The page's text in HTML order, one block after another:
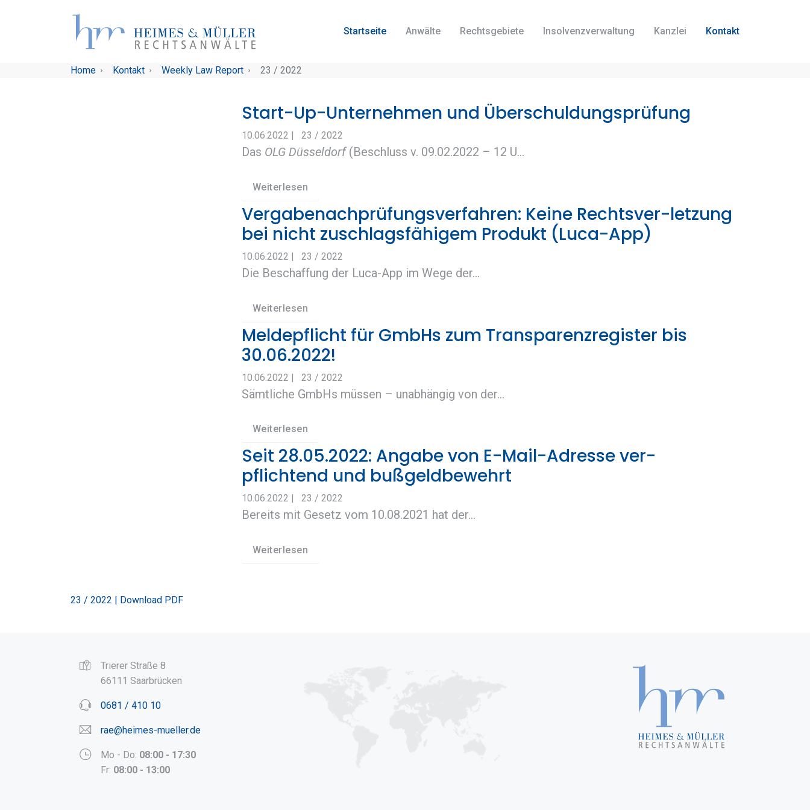
Startseite Anwälte Rechtsgebiete Insolvenzverwaltung Kanzlei Kontakt
You are here:
Home Kontakt Weekly Law Report 23 / 2022
Start-Up-Unternehmen und Überschuldungsprüfung
10.06.2022 | 23 / 2022
Das OLG Düsseldorf(Beschluss v. 09.02.2022 – 12 U…
Weiterlesen
Vergabenachprüfungsverfahren: Keine Rechtsver-letzung
bei nicht zuschlagsfähigem Produkt (Luca-App)
10.06.2022 | 23 / 2022
Die Beschaffung der Luca-App im Wege der…
Weiterlesen
Meldepflicht für GmbHs zum Transparenzregister bis
30.06.2022!
10.06.2022 | 23 / 2022
Sämtliche GmbHs müssen – unabhängig von der…
Weiterlesen
Seit 28.05.2022: Angabe von E-Mail-Adresse ver-
pflichtend und bußgeldbewehrt
10.06.2022 23 / 2022
Bereits mit Gesetz vom 10.08.2021 hat der…
Weiterlesen
23 / 2022 | Download PDF
Trierer Straße 8
66111 Saarbrücken
0681 / 410 10
rae@heimes-mueller.de
Mo - Do: 08:00 - 17:30
Fr: 08:00 - 13:00